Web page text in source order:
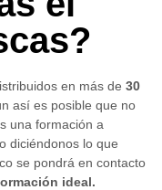
en más de 30
así es posible que no
una formación a
diciéndonos lo que
se pondrá en contacto
ideal.